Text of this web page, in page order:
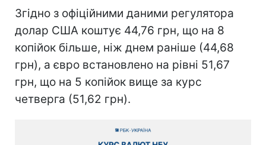
Згідно з офіційними даними регулятора
долар США коштує 44,76 грн, що на 8
копійок більше, ніж днем раніше (44,68
грн), а євро встановлено на рівні 51,67
грн, що на 5 копійок вище за курс
четверга (51,62 грн).